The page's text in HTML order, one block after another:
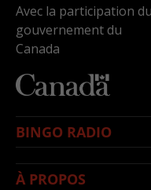
Avec la participation du
gouvernement du
Canada
BINGO RADIO
À PROPOS